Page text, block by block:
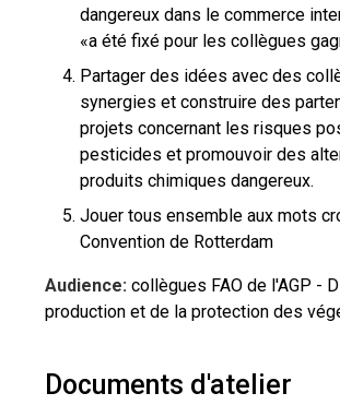
dangereux dans le commerce
«a été fixé pour les collègues
Partager des idées avec des
synergies et construire des
projets concernant les risques
pesticides et promouvoir des
produits chimiques dangereux.
Jouer tous ensemble aux mots
Convention de Rotterdam
Audience: collègues FAO de l'AGP -
production et de la protection des
Documents d'atelier